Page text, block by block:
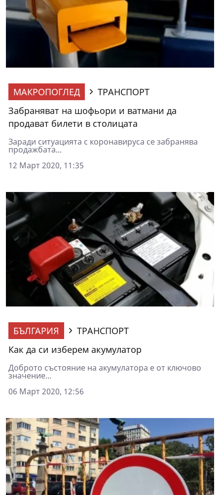
МАКРОПОГЛЕД
ТРАНСПОРТ
Забраняват на шофьори и ватмани да
продават билети в столицата
Заради ситуацията с коронавируса се забранява
продажбата...
12 Март 2020, 11:35
БЪЛГАРИЯ
ТРАНСПОРТ
Как да си изберем акумулатор
Доброто състояние на акумулатора е от ключово
значение...
06 Март 2020, 12:56